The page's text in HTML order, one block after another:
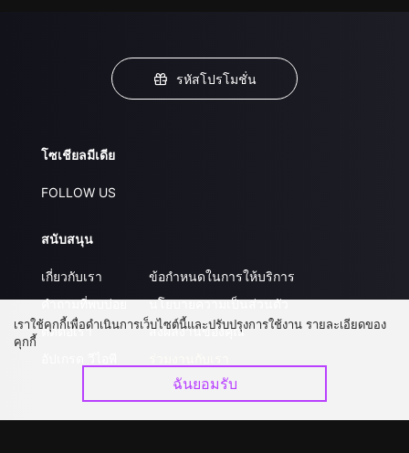
รหัสโปรโมชั่น
โซเชียลมีเดีย
FOLLOW US
สนับสนุน
เกี่ยวกับเรา
คำถามที่พบบ่อย
ติดต่อเรา
ข้อกำหนดในการให้บริการ
นโยบายความเป็นส่วนตัว
ส่งผลงานของคุณ
เราใช้คุกกี้เพื่อดำเนินการเว็บไซต์นี้และปรับปรุงการใช้งาน รายละเอียดของ
คุกกี้
ฉันยอมรับ